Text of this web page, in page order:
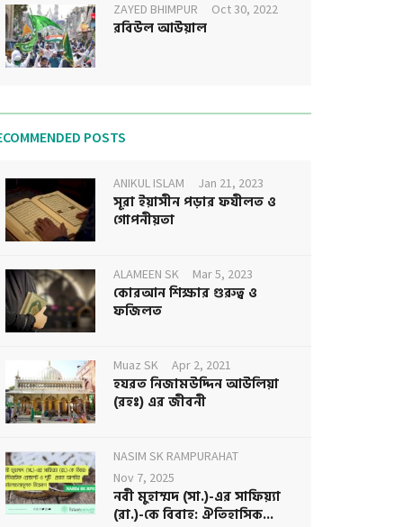
ZAYED BHIMPUR Oct 30, 2022
রবিউল আউয়াল
POSTS
ANIKUL ISLAM Jan 21, 2023
সূরা ইয়াসীন পড়ার ফযীলত ও
গোপনীয়তা
ALAMEEN SK Mar 5, 2023
কোরআন শিক্ষার গুরুত্ব ও
ফজিলত
Muaz SK Apr 2, 2021
হযরত নিজামউদ্দিন আউলিয়া
(রহঃ) এর জীবনী
NASIM SK RAMPURAHAT
Nov 7, 2025
নবী মুহাম্মদ (সা.)-এর সাফিয়্যা
(রা.)-কে বিবাহ: ঐতিহাসিক...